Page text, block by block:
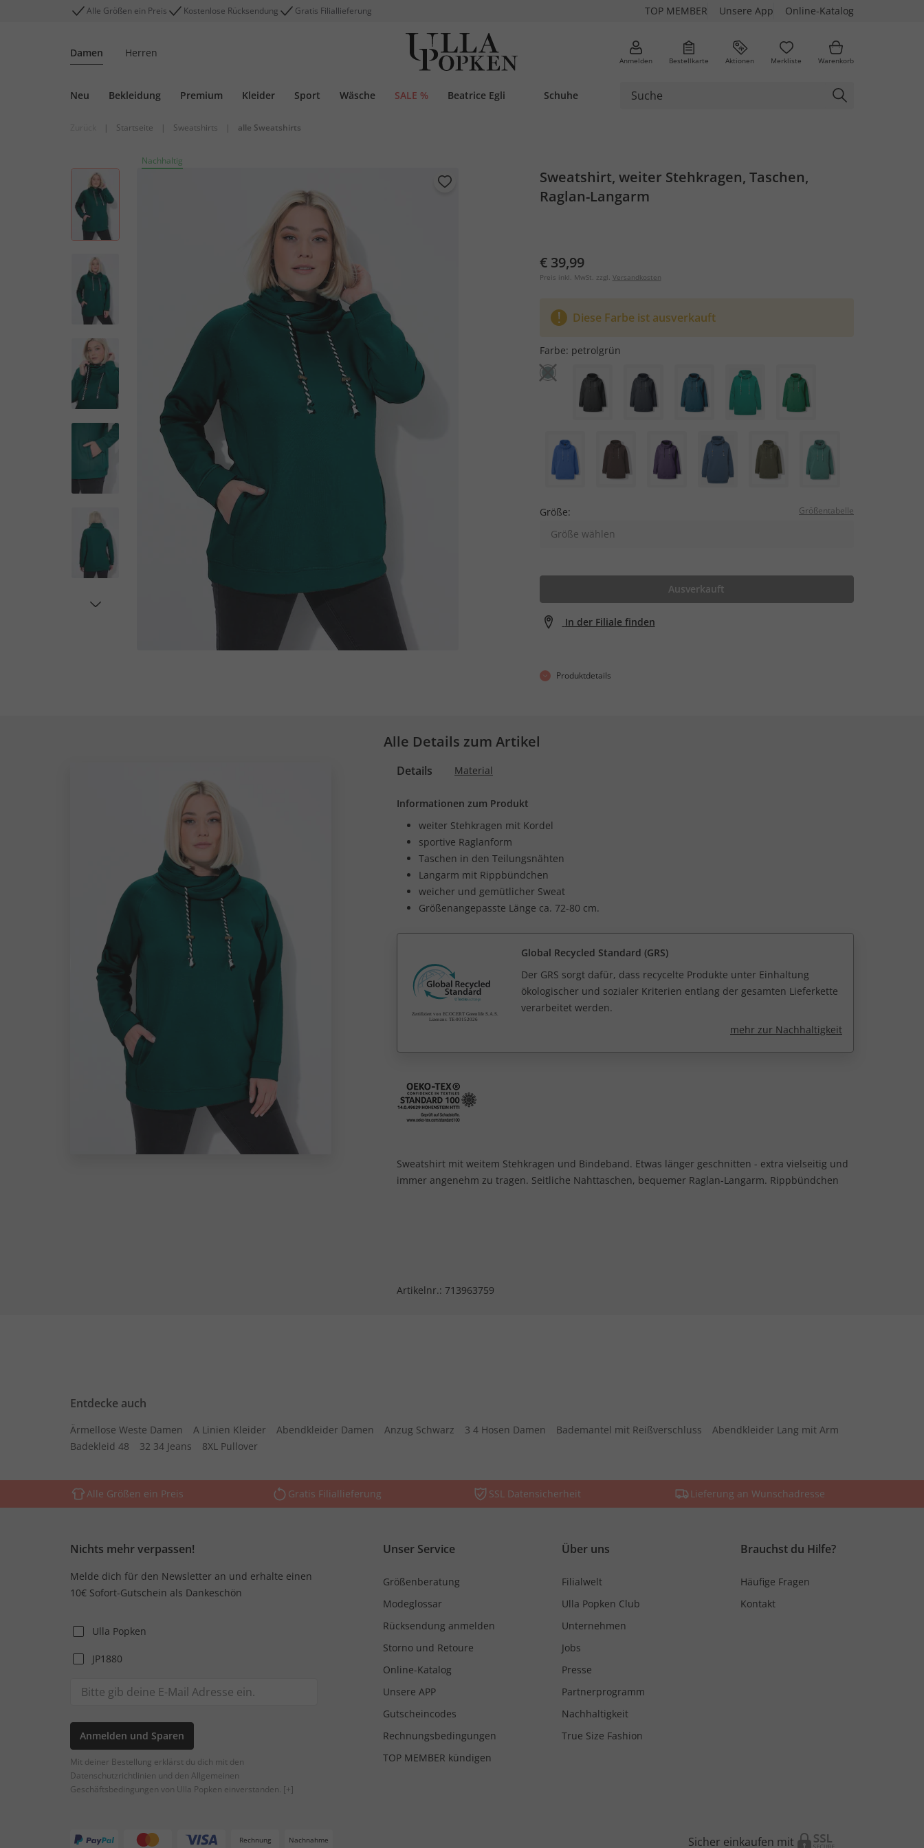
Alle Größen ein Preis Kostenlose Rücksendung Gratis Filiallieferung TOP MEMBER Unsere App Online-Katalog
Damen Herren
Anmelden Bestellkarte Aktionen Merkliste Warenkorb
Neu Bekleidung Premium Kleider Sport Wäsche SALE % Beatrice Egli Schuhe
| Startseite | Sweatshirts | alle Sweatshirts
Nachhaltig
Sweatshirt, weiter Stehkragen, Taschen,
Raglan-Langarm
€ 39,99
Preis inkl. MwSt. zzgl. Versandkosten
Diese Farbe ist ausverkauft
Farbe: petrolgrün
Größe: Größentabelle
Größe wählen
Ausverkauft
In der Filiale finden
Produktdetails
Alle Details zum Artikel
Details Material
Informationen zum Produkt
weiter Stehkragen mit Kordel
sportive Raglanform
Taschen in den Teilungsnähten
Langarm mit Rippbündchen
weicher und gemütlicher Sweat
Größenangepasste Länge ca. 72-80 cm.
Global Recycled Standard (GRS)
Der GRS sorgt dafür, dass recycelte Produkte unter Einhaltung
ökologischer und sozialer Kriterien entlang der gesamten Lieferkette
verarbeitet werden.
mehr zur Nachhaltigkeit
Sweatshirt mit weitem Stehkragen und Bindeband. Etwas länger geschnitten - extra vielseitig und
immer angenehm zu tragen. Seitliche Nahttaschen, bequemer Raglan-Langarm. Rippbündchen
Artikelnr.: 713963759
Entdecke auch
Ärmellose Weste Damen A Linien Kleider Abendkleider Damen Anzug Schwarz 3 4 Hosen Damen Bademantel mit Reißverschluss
Abendkleider Lang mit Arm
Badekleid 48
32 34 Jeans 8XL Pullover
Alle Größen ein Preis Gratis Filiallieferung SSL Datensicherheit Lieferung an Wunschadresse
Nichts mehr verpassen!
Melde dich für den Newsletter an und erhalte einen
10€ Sofort-Gutschein als Dankeschön
Ulla Popken
JP1880
Anmelden und Sparen
Mit deiner Bestellung erklärst du dich mit den
Datenschutzrichtlinien und den Allgemeinen
Geschäftsbedingungen von Ulla Popken einverstanden. [+]
Unser Service
Größenberatung
Modeglossar
Rücksendung anmelden
Storno und Retoure
Online-Katalog
Unsere APP
Gutscheincodes
Rechnungsbedingungen
TOP MEMBER kündigen
Über uns
Filialwelt
Ulla Popken Club
Unternehmen
Jobs
Presse
Partnerprogramm
Nachhaltigkeit
True Size Fashion
Brauchst du Hilfe?
Häufige Fragen
Kontakt
Rechnung Nachnahme Sicher einkaufen mit